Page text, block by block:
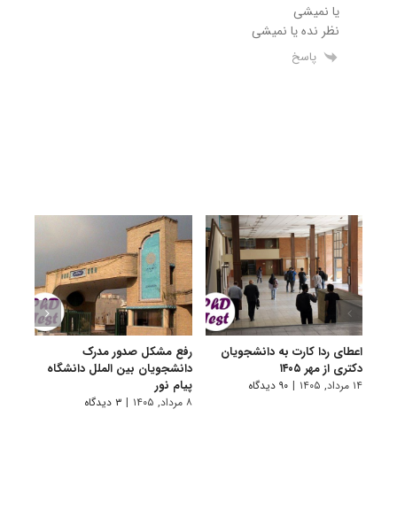
یا نمیشی
نظر نده یا نمیشی
پاسخ
اعطای ردا کارت به دانشجویان
دکتری از مهر ۱۴۰۵
۱۴ مرداد, ۱۴۰۵ | ۹۰ دیدگاه
رفع مشکل صدور مدرک
دانشجویان بین الملل دانشگاه
پیام نور
۸ مرداد, ۱۴۰۵ | ۳ دیدگاه